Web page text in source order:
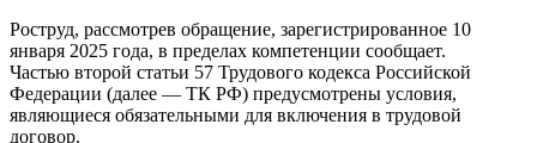
Роструд, рассмотрев обращение, зарегистрированное 10
января 2025 года, в пределах компетенции сообщает.
Частью второй статьи 57 Трудового кодекса Российской
Федерации (далее — ТК РФ) предусмотрены условия,
являющиеся обязательными для включения в трудовой
договор.